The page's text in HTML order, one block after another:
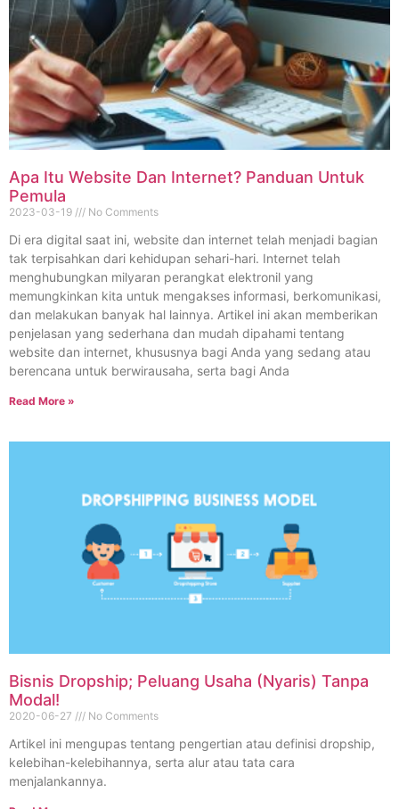
Apa Itu Website Dan Internet? Panduan Untuk
Pemula
2023-03-19 No Comments
Di era digital saat ini, website dan internet telah menjadi bagian
tak terpisahkan dari kehidupan sehari-hari. Internet telah
menghubungkan milyaran perangkat elektronil yang
memungkinkan kita untuk mengakses informasi, berkomunikasi,
dan melakukan banyak hal lainnya. Artikel ini akan memberikan
penjelasan yang sederhana dan mudah dipahami tentang
website dan internet, khususnya bagi Anda yang sedang atau
berencana untuk berwirausaha, serta bagi Anda
Read More »
Bisnis Dropship; Peluang Usaha (Nyaris) Tanpa
Modal!
2020-06-27 No Comments
Artikel ini mengupas tentang pengertian atau definisi dropship,
kelebihan-kelebihannya, serta alur atau tata cara
menjalankannya.